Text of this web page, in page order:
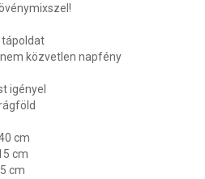
tápoldat
nem közvetlen napfény
igényel
cm
cm
cm